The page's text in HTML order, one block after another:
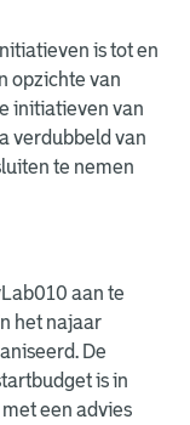
is tot en
opzichte van
initiatieven van
verdubbeld van
te nemen
aan te
het najaar
De
is in
een advies